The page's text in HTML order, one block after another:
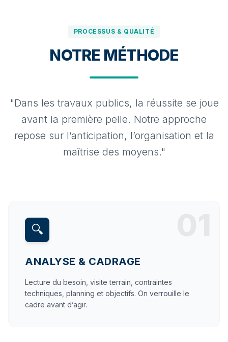
PROCESSUS & QUALITÉ
NOTRE MÉTHODE
"Dans les travaux publics, la réussite se joue
avant la première pelle. Notre approche
repose sur l’anticipation, l’organisation et la
maîtrise des moyens."
🔍
ANALYSE & CADRAGE
Lecture du besoin, visite terrain, contraintes
techniques, planning et objectifs. On verrouille le
cadre avant d’agir.